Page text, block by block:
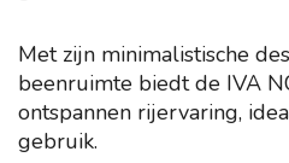
Met zijn minimalistische
beenruimte biedt de IVA
ontspannen rijervaring,
gebruik.